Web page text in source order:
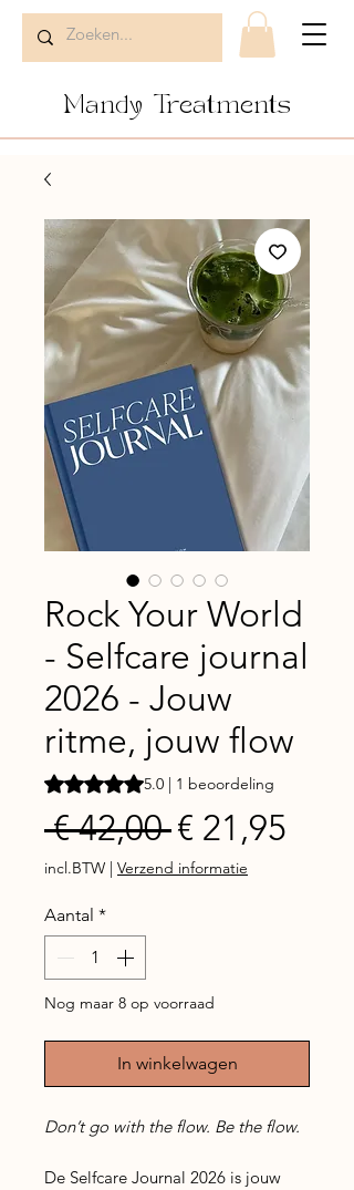
Mandy Treatments
Rock Your World
- Selfcare journal
2026 - Jouw
ritme, jouw flow
Waardering is 5.0 op vijf sterren op
5.0 | 1 beoordeling
€ 42,00 Normale
prijs
€ 21,95
incl.BTW | Verzend informatie
Aantal *
Nog maar 8 op voorraad
In winkelwagen
Don’t go with the flow. Be the flow.
De Selfcare Journal 2026 is jouw